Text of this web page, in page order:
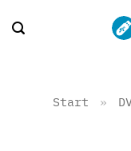
Inhalt
Start »